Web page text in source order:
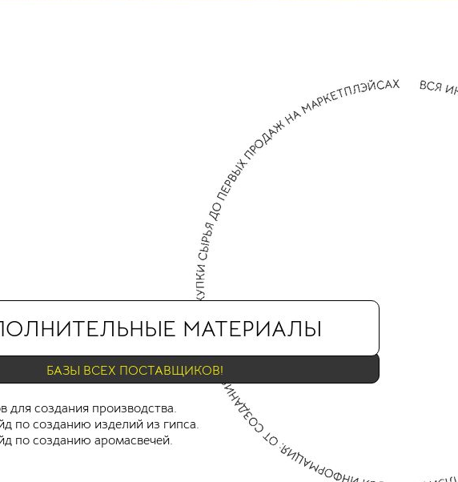
БАЗЫ ВСЕХ ПОСТАВЩИКОВ!
МАТЕРИАЛЫ
для создания производства.
по созданию изделий из гипса.
по созданию аромасвечей.